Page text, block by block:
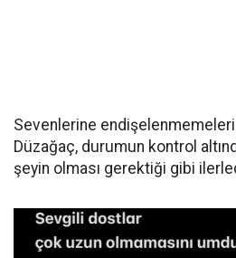
Sevenlerine endişelenmemeleri
Düzağaç, durumun kontrol
şeyin olması gerektiği gibi